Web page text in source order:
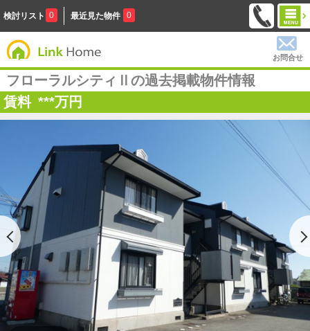
検討リスト 0 最近見た物件 0
お問合せ
フローラルシティⅡの過去掲載物件情報
賃料 ***万円